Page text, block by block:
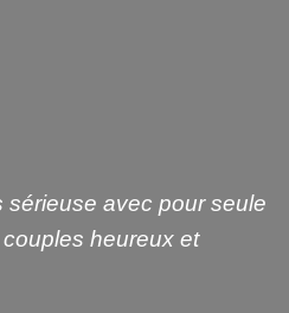
avec pour seule
heureux et